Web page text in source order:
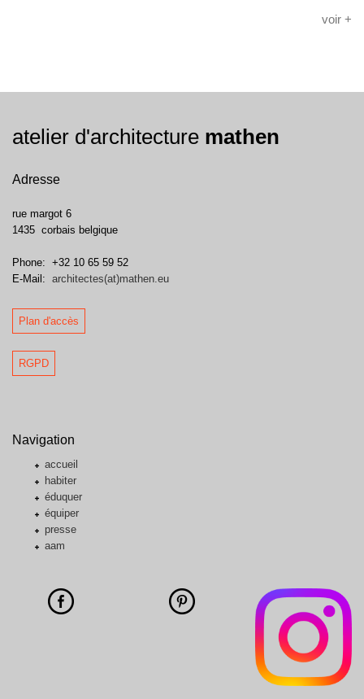
voir +
atelier d'architecture mathen
Adresse
rue margot 6
1435 corbais belgique
Phone: +32 10 65 59 52
E-Mail: architectes(at)mathen.eu
Plan d'accès
RGPD
Navigation
accueil
habiter
éduquer
équiper
presse
aam